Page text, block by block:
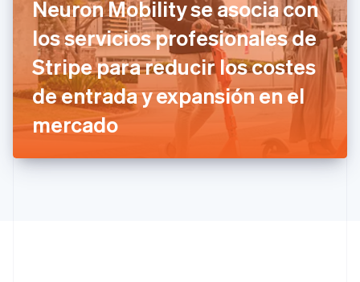
Neuron Mobility se asocia con
los servicios profesionales de
Stripe para reducir los costes
de entrada y expansión en el
mercado
EnglishSvenska
Francia
FrançaisEnglish
Gibraltar
English
Grecia
English
Hungría
India